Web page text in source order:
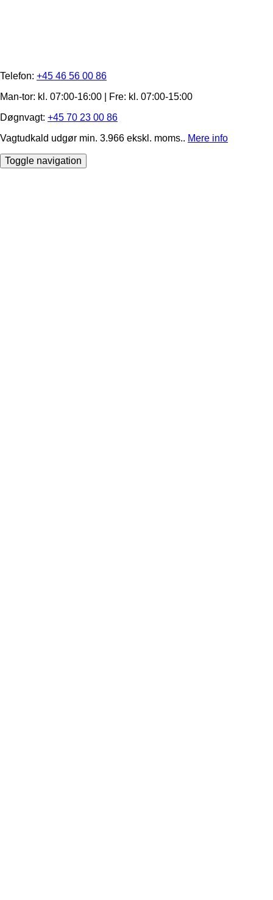
Telefon: +45 46 56 00 86
Man-tor: kl. 07:00-16:00 | Fre: ​kl. 07:00-15​:00
Døgnvagt: +45 70 23 00 86
Vagtudkald udgør min. 3.966 ekskl. moms.. Mere info
Toggle navigation